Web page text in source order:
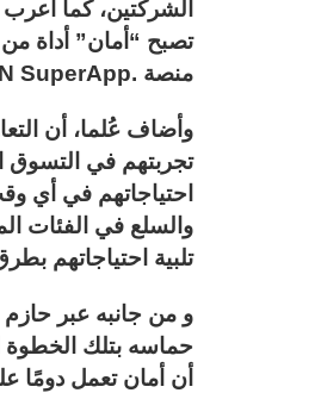
الشركتين، كما
تصبح “أمان” أداة
منصة .AMAN SuperApp
وأضاف عُلما، أن
تجربتهم في التسوق
احتياجاتهم في أي
والسلع في الفئات
تلبية احتياجاتهم
و من جانبه عبر حازم
حماسه بتلك الخطوة
أن أمان تعمل دومًا